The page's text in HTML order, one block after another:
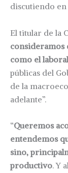
discutiendo
El titular de la
consideramos
como el laboral
públicas del
de la
adelante”.
“Queremos
entendemos
sino,
productivo. Y